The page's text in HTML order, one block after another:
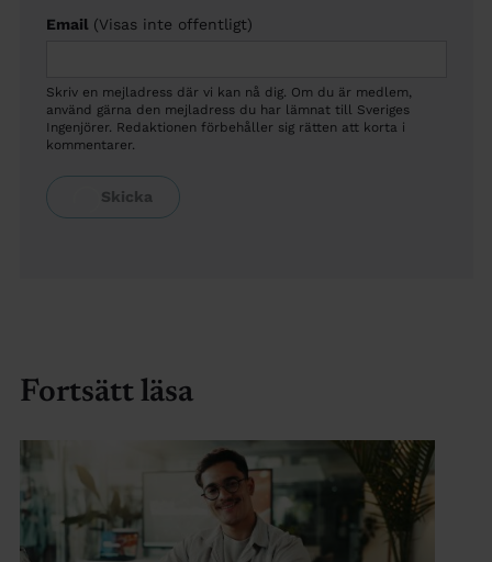
Email (Visas inte offentligt)
Skriv en mejladress där vi kan nå dig. Om du är medlem,
använd gärna den mejladress du har lämnat till Sveriges
Ingenjörer. Redaktionen förbehåller sig rätten att korta i
kommentarer.
Fortsätt läsa